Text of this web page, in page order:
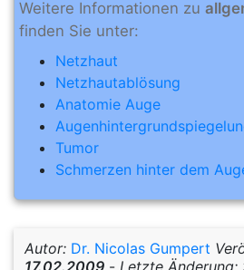
Weitere Informationen zu
finden Sie unter:
Netzhaut
Netzhautablösung
Anatomie Auge
Tumor
Schmerzen hinter dem
Autor: Dr. Nicolas Gumpert